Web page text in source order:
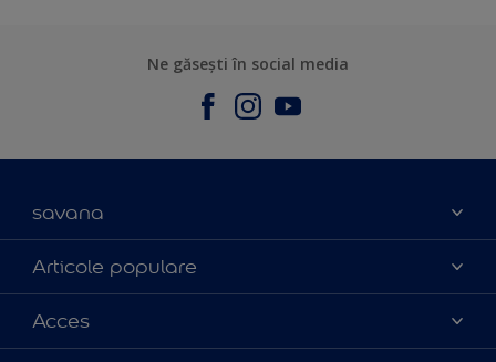
Ne găsești în social media
savana
Contact
Parteneri
Certificări
Articole populare
Culoarea anului 2025
Produse
Acces